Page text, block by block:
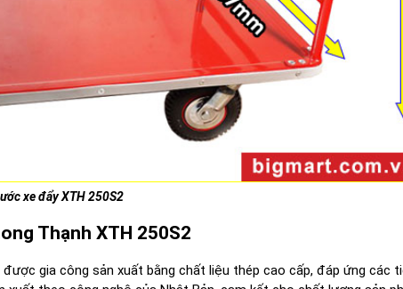
xe đẩy XTH 250S2
Thạnh XTH 250S2
gia công sản xuất bằng chất liệu thép cao cấp, đáp ứng các